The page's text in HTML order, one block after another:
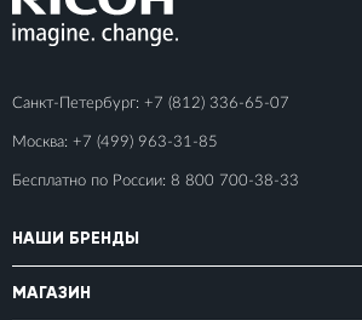
Санкт-Петербург: +7 (812) 336-65-07
Москва: +7 (499) 963-31-85
Бесплатно по России: 8 800 700-38-33
НАШИ БРЕНДЫ
МАГАЗИН